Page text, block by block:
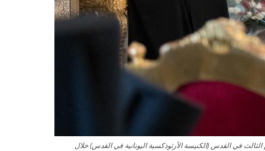
الثالث في القدس (الكنيسة الأرثوذكسية اليونانية في القدس) خلال